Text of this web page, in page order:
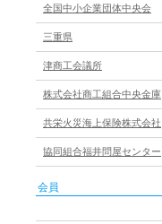
全国中小企業団体中央会
三重県
津商工会議所
株式会社商工組合中央金庫
共栄火災海上保険株式会社
協同組合福井問屋センター
会員